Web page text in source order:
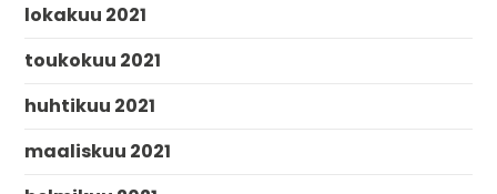
lokakuu 2021
toukokuu 2021
huhtikuu 2021
maaliskuu 2021